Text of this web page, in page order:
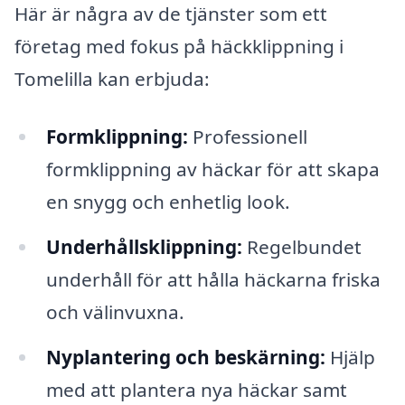
Här är några av de tjänster som ett
företag med fokus på häckklippning i
Tomelilla kan erbjuda:
Formklippning: Professionell
formklippning av häckar för att skapa
en snygg och enhetlig look.
Underhållsklippning: Regelbundet
underhåll för att hålla häckarna friska
och välinvuxna.
Nyplantering och beskärning: Hjälp
med att plantera nya häckar samt